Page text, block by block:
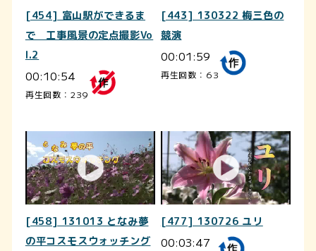
[454] 富山駅ができるま
で 工事風景の定点撮影Vo
l.2
00:10:54
再生回数：239
[443] 130322 梅三色の
競演
00:01:59
再生回数：63
[458] 131013 となみ夢
の平コスモスウォッチング
[477] 130726 ユリ
00:03:47